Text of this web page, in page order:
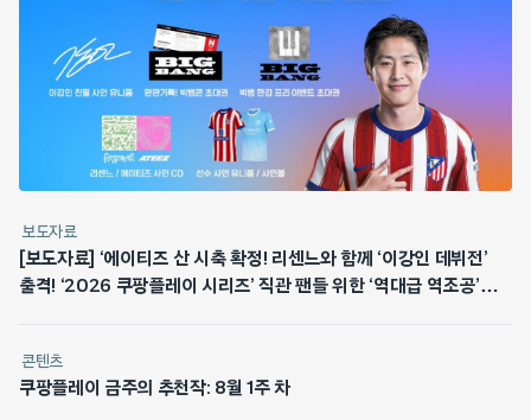
보도자료
[보도자료] ‘에이티즈 산 시축 확정! 리센느와 함께 ‘이강인 데뷔전’
출격! ‘2026 쿠팡플레이 시리즈’ 직관 팬들 위한 ‘역대급 역조공’
콘텐츠
쿠팡플레이 금주의 추천작: 8월 1주 차